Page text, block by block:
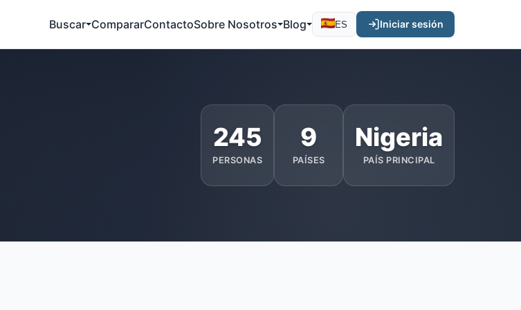
Buscar CompararContactoSobre Nosotros Blog ES Iniciar sesión
245
PERSONAS
9
PAÍSES
Nigeria
PAÍS PRINCIPAL